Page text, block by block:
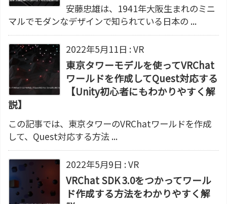
安藤忠雄は、1941年大阪生まれのミニ
マルでモダンなデザインで知られている日本の ...
2022年5月11日 :VR
東京タワーモデルを使ってVRChat
ワールドを作成してQuest対応する
【Unity初心者にもわかりやすく解
説】
この記事では、東京タワーのVRChatワールドを作成
して、Quest対応する方法 ...
2022年5月9日 :VR
VRChat SDK 3.0をつかってワール
ド作成する方法をわかりやすく解